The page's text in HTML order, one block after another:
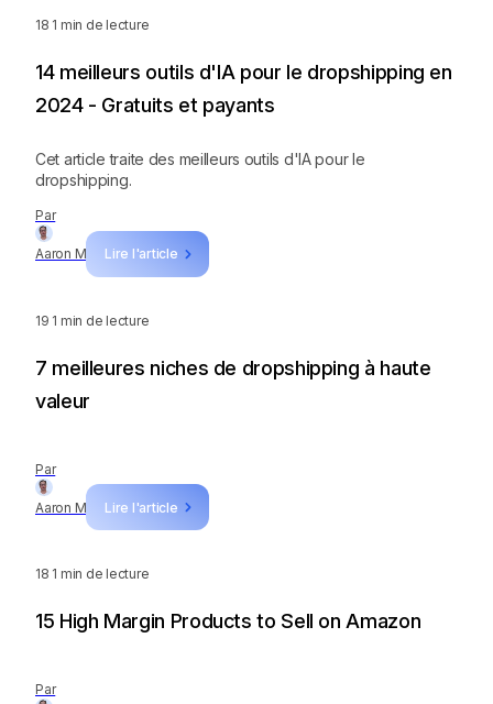
18 1 min de lecture
Par
Aaron M Lire l'article
14 meilleurs outils d'IA pour le dropshipping en
2024 - Gratuits et payants
Cet article traite des meilleurs outils d'IA pour le
dropshipping.
19 1 min de lecture
Par
Aaron M Lire l'article
7 meilleures niches de dropshipping à haute
valeur
18 1 min de lecture
Par
15 High Margin Products to Sell on Amazon